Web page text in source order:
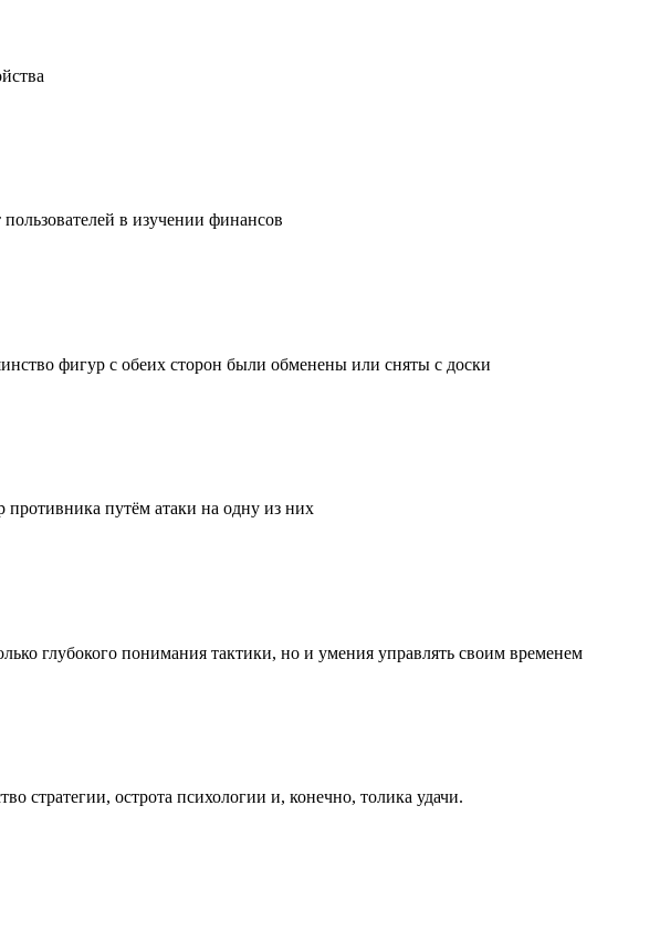
в изучении финансов
фигур с обеих сторон были обменены или сняты с доски
путём атаки на одну из них
глубокого понимания тактики, но и умения управлять своим временем
стратегии, острота психологии и, конечно, толика удачи.